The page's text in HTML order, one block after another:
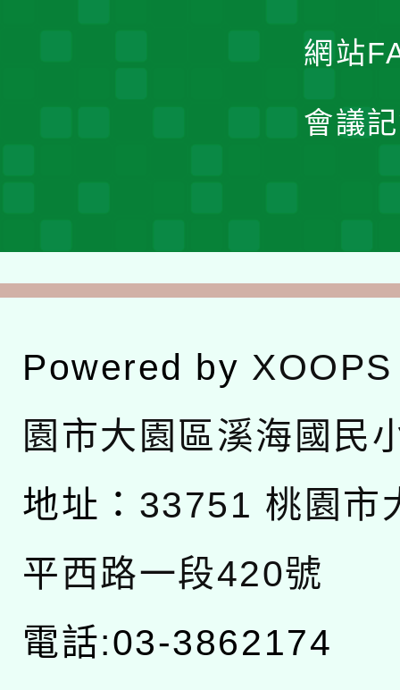
網站
會議
Powered by XOOPS
園市大園區溪海國民
地址： 33751 桃園市
平西路一段420號
電話:03-3862174